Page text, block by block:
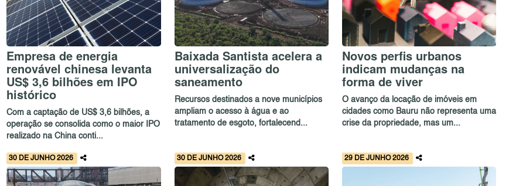
Empresa de energia
renovável chinesa levanta
US$ 3,6 bilhões em IPO
histórico
Com a captação de US$ 3,6 bilhões, a
operação se consolida como o maior IPO
realizado na China conti...
Baixada Santista acelera a
universalização do
saneamento
Recursos destinados a nove municípios
ampliam o acesso à água e ao
tratamento de esgoto, fortalecend...
Novos perfis urbanos
indicam mudanças na
forma de viver
O avanço da locação de imóveis em
cidades como Bauru não representa uma
crise da propriedade, mas um...
30 DE JUNHO 2026 30 DE JUNHO 2026 29 DE JUNHO 2026